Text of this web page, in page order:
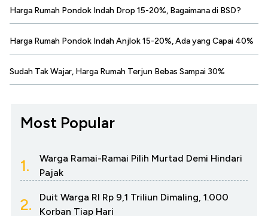
Harga Rumah Pondok Indah Drop 15-20%, Bagaimana di BSD?
Harga Rumah Pondok Indah Anjlok 15-20%, Ada yang Capai 40%
Sudah Tak Wajar, Harga Rumah Terjun Bebas Sampai 30%
Most Popular
1.
Warga Ramai-Ramai Pilih Murtad Demi Hindari
Pajak
2.
Duit Warga RI Rp 9,1 Triliun Dimaling, 1.000
Korban Tiap Hari